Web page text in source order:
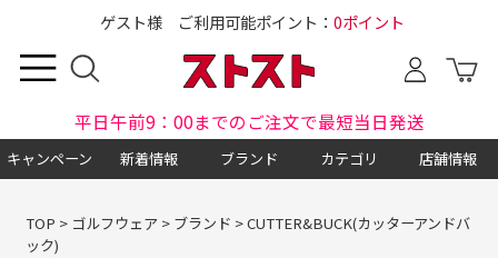
ゲスト様 ご利用可能ポイント： 0ポイント
平日午前9：00までのご注文で最短当日発送
キャンペーン 新着情報 ブランド カテゴリ 店舗情報
TOP > ゴルフウェア > ブランド >CUTTER&BUCK(カッターアンドバ
ック)